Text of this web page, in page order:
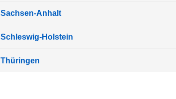
Sachsen-Anhalt
Schleswig-Holstein
Thüringen